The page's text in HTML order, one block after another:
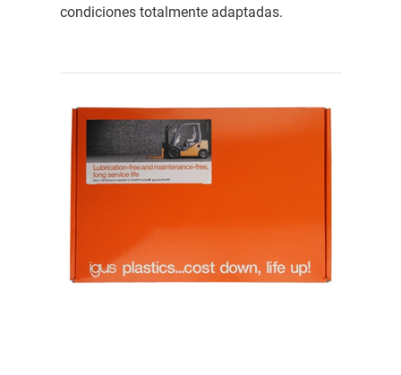
condiciones totalmente adaptadas.